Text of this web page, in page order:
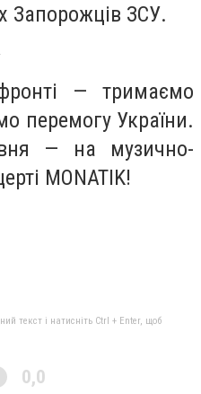
Запорожців ЗСУ.
— тримаємо
перемогу України.
— на музично-
MONATIK!
текст і натисніть Ctrl + Enter, щоб
0,0